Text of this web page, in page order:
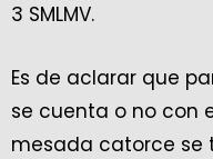
3 SMLMV.
Es de aclarar que
se cuenta o no con
mesada catorce se